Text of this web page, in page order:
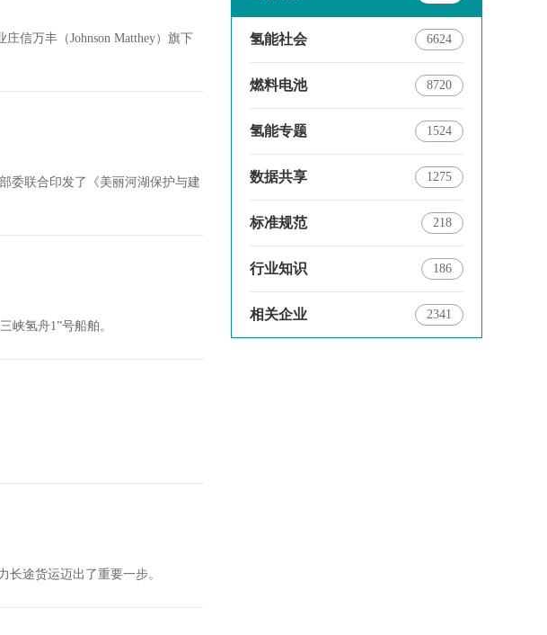
氢能社会 6624
燃料电池 8720
氢能专题 1524
数据共享 1275
标准规范 218
行业知识 186
相关企业 2341
信万丰（Johnson Matthey）旗下
委联合印发了《美丽河湖保护与建
峡氢舟1”号船舶。
途货运迈出了重要一步。